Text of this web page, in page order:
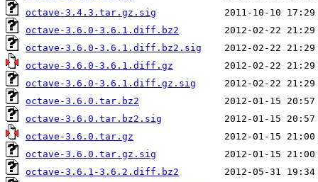
octave-3.4.3.tar.gz.sig
octave-3.6.0-3.6.1.diff.bz2
octave-3.6.0-3.6.1.diff.bz2.sig
octave-3.6.0-3.6.1.diff.gz
octave-3.6.0-3.6.1.diff.gz.sig
octave-3.6.0.tar.bz2
octave-3.6.0.tar.bz2.sig
octave-3.6.0.tar.gz
octave-3.6.0.tar.gz.sig
octave-3.6.1-3.6.2.diff.bz2